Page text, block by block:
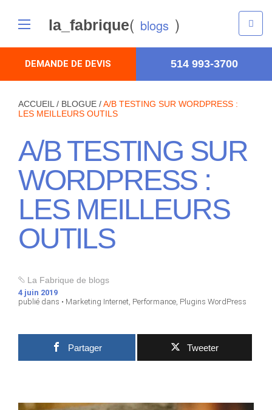
la_fabrique( blogs )
DEMANDE DE DEVIS 514 993-3700
ACCUEIL / BLOGUE /A/B TESTING SUR WORDPRESS :
LES MEILLEURS OUTILS
A/B TESTING SUR
WORDPRESS :
LES MEILLEURS
OUTILS
La Fabrique de blogs
4 juin 2019
publié dans • Marketing Internet, Performance, Plugins WordPress
Partager Tweeter